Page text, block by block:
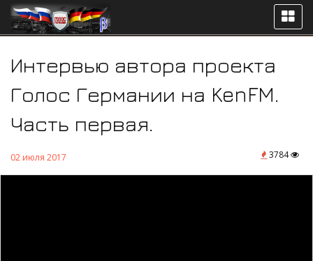
Интервью автора проекта
Голос Германии на KenFM.
Часть первая.
02 июля 2017 3784